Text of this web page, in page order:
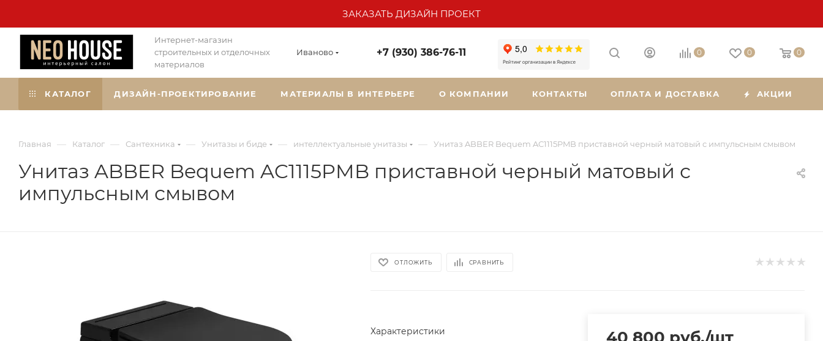
ЗАКАЗАТЬ ДИЗАЙН ПРОЕКТ
Интернет-магазин
строительных и отделочных
материалов
Иваново +7 (930) 386-76-11 0 0 0
КАТАЛОГ ДИЗАЙН-ПРОЕКТИРОВАНИЕ МАТЕРИАЛЫ В ИНТЕРЬЕРЕ О КОМПАНИИ КОНТАКТЫ ОПЛАТА И ДОСТАВКА АКЦИИ
Главная — Каталог — Сантехника — Унитазы и биде — интеллектуальные унитазы — Унитаз ABBER Bequem AC1115PMB приставной черный матовый с импульсным смывом
Унитаз ABBER Bequem AC1115PMB приставной черный матовый с
импульсным смывом
ОТЛОЖИТЬ СРАВНИТЬ
Характеристики